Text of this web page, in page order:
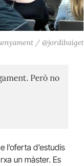
/ @jordibaiget
Però no
l’oferta d’estudis
un màster. Es